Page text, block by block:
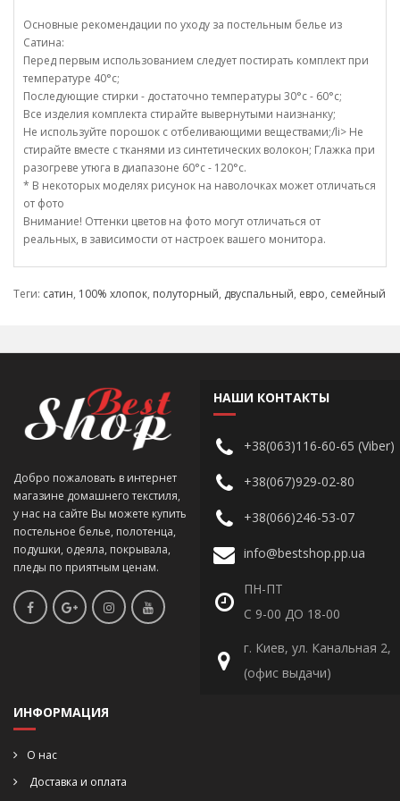
Основные рекомендации по уходу за постельным белье из
Сатина:
Перед первым использованием следует постирать комплект при
температуре 40°c;
Последующие стирки - достаточно температуры 30°c - 60°c;
Все изделия комплекта стирайте вывернутыми наизнанку;
Не используйте порошок с отбеливающими веществами;/li> Не
стирайте вместе с тканями из синтетических волокон; Глажка при
разогреве утюга в диапазоне 60°c - 120°c.
* В некоторых моделях рисунок на наволочках может отличаться
от фото
Внимание! Оттенки цветов на фото могут отличаться от
реальных, в зависимости от настроек вашего монитора.
Теги: сатин, 100% хлопок, полуторный, двуспальный, евро, семейный
Добро пожаловать в интернет
магазине домашнего текстиля,
у нас на сайте Вы можете купить
постельное белье, полотенца,
подушки, одеяла, покрывала,
пледы по приятным ценам.
НАШИ КОНТАКТЫ
+38(063)116-60-65 (Viber)
+38(067)929-02-80
+38(066)246-53-07
info@bestshop.pp.ua
ПН-ПТ
С 9-00 ДО 18-00
г. Киев, ул. Канальная 2,
(офис выдачи)
ИНФОРМАЦИЯ
О нас
Доставка и оплата